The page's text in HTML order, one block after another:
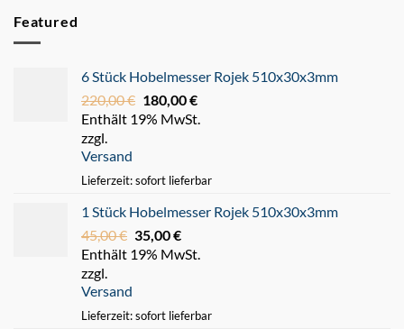
Featured
6 Stück Hobelmesser Rojek 510x30x3mm
220,00€ Ursprünglicher
Preis
180,00€Aktueller
Preis
Enthält 19% MwSt.
zzgl.
Versand
Lieferzeit: sofort lieferbar
1 Stück Hobelmesser Rojek 510x30x3mm
45,00€ Ursprünglicher
Preis
35,00€Aktueller
Preis
Enthält 19% MwSt.
zzgl.
Versand
Lieferzeit: sofort lieferbar